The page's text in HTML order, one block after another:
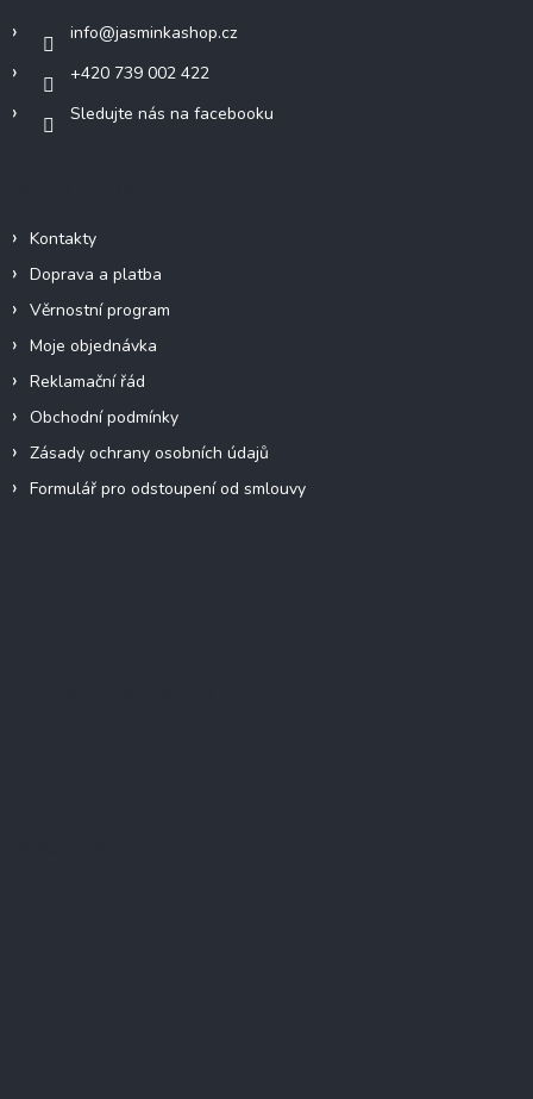
info@jasminkashop.cz
+420 739 002 422
Sledujte nás na facebooku
Kontakty
Doprava a platba
Věrnostní program
Moje objednávka
Reklamační řád
Obchodní podmínky
Zásady ochrany osobních údajů
Formulář pro odstoupení od smlouvy